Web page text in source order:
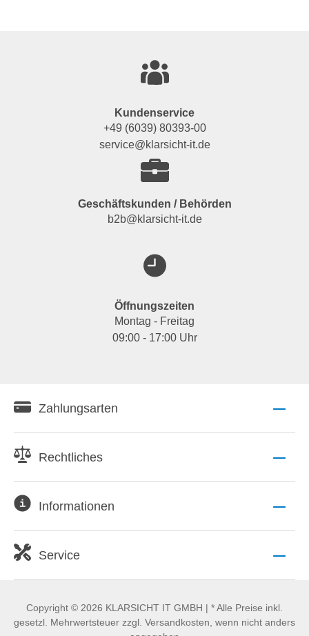
Kundenservice
+49 (6039) 80393-00
service@klarsicht-it.de
Geschäftskunden / Behörden
b2b@klarsicht-it.de
Öffnungszeiten
Montag - Freitag
09:00 - 17:00 Uhr
Zahlungsarten
Rechtliches
Informationen
Service
Copyright © 2026 KLARSICHT IT GMBH | * Alle Preise inkl.
gesetzl. Mehrwertsteuer zzgl. Versandkosten, wenn nicht anders